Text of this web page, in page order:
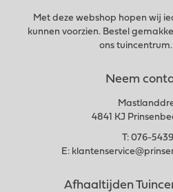
Met deze webshop hopen wij
kunnen voorzien. Bestel
ons tuincentrum.
Neem
4841 KJ
T: 076-
E:
Afhaaltijden